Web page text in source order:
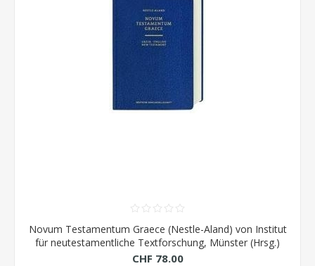
Novum Testamentum Graece (Nestle-Aland) von Institut
für neutestamentliche Textforschung, Münster (Hrsg.)
CHF 78.00